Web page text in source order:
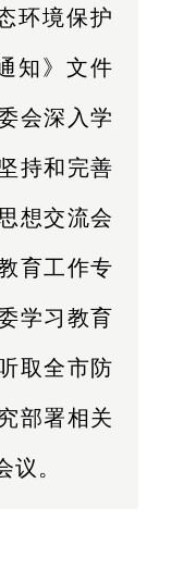
环境保护
知》文件
会深入学
持和完善
想交流会
育工作专
学习教育
取全市防
部署相关
。